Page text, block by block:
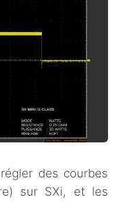
des courbes
sur SXi, et les